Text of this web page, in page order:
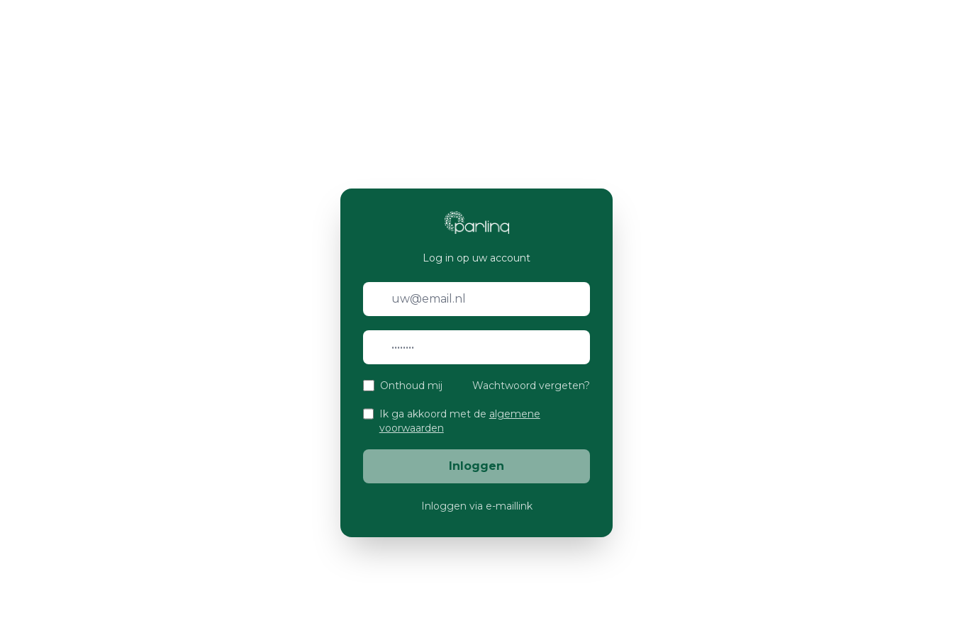
Log in op uw account
Onthoud mij Wachtwoord vergeten?
Ik ga akkoord met de algemene
voorwaarden
Inloggen
Inloggen via e-maillink